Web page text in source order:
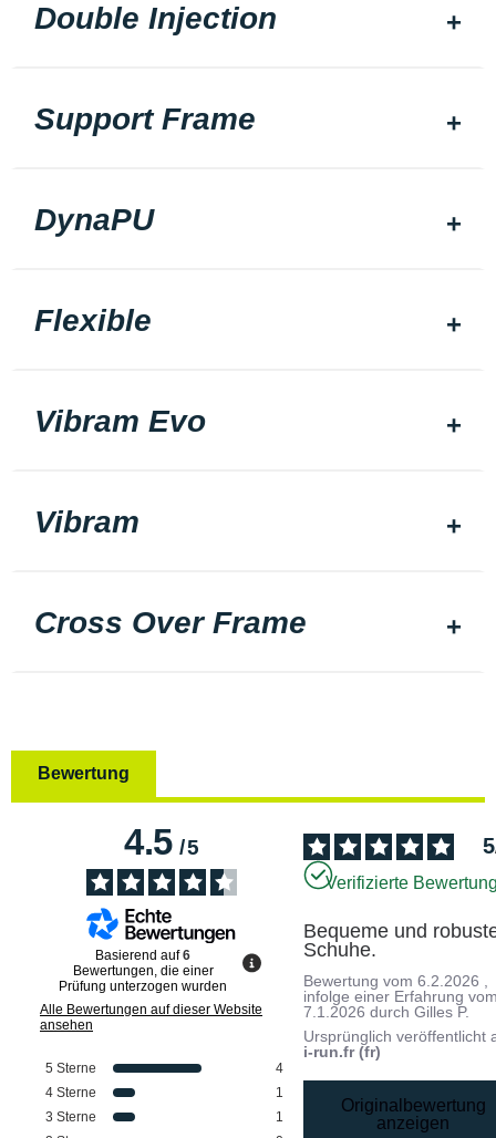
Double Injection
Support Frame
DynaPU
Flexible
Vibram Evo
Vibram
Cross Over Frame
Bewertung
4.5/5
Basierend auf6
Bewertungen, die einer
Prüfung unterzogen wurden
Alle Bewertungen auf dieser Website
ansehen
5 Sterne
4
4 Sterne
1
3 Sterne
1
5
Verifizierte
Bequeme und
Schuhe.
Bewertung vom6.2.2026
infolge einer Erfahrung
7.1.2026 durchGilles P.
Ursprünglich veröffentlicht
i-run.fr (fr)
Originalbewertung
anzeigen